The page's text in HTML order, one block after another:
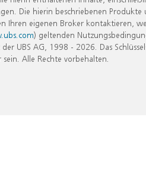
Die hierin beschriebenen
eigenen Broker kontaktieren,
) geltenden
UBS AG, 1998 - 2026. Das
Alle Rechte vorbehalten.